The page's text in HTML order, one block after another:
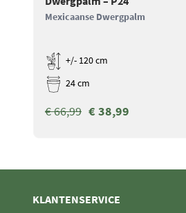
Mexicaanse Dwergpalm
+/- 120 cm
24 cm
€ 38,99
€ 66,99
KLANTENSERVICE